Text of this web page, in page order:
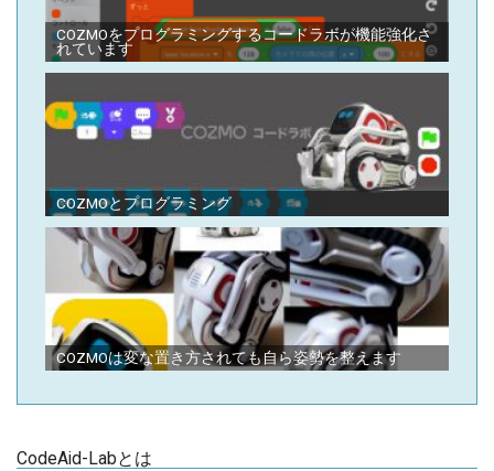
COZMOをプログラミングするコードラボが機能強化さ
れています
COZMOとプログラミング
COZMOは変な置き方されても自ら姿勢を整えます
CodeAid-Labとは